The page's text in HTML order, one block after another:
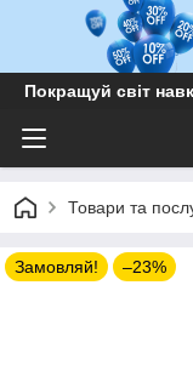
Покращуй світ
Товари та
Замовляй! –23%